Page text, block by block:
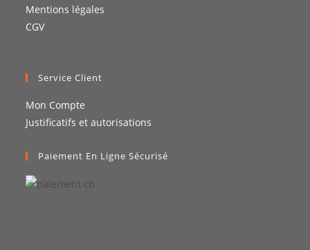
Mentions légales
CGV
Service Client
Mon Compte
Justificatifs et autorisations
Paiement En Ligne Sécurisé